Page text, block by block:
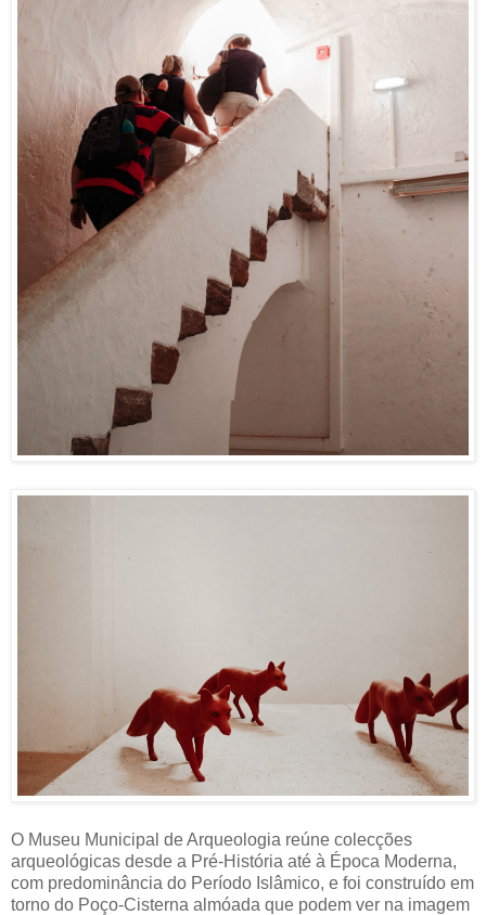
O Museu Municipal de Arqueologia reúne colecções
arqueológicas desde a Pré-História até à Época Moderna,
com predominância do Período Islâmico, e foi construído em
torno do Poço-Cisterna almóada que podem ver na imagem